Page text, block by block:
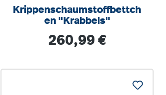
Krippenschaumstoffbettch
en "Krabbels"
Regulärer Preis:
260,99 €